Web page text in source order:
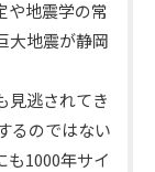
や地震学の常
大地震が静岡
見逃されてき
るのではない
も1000年サイ